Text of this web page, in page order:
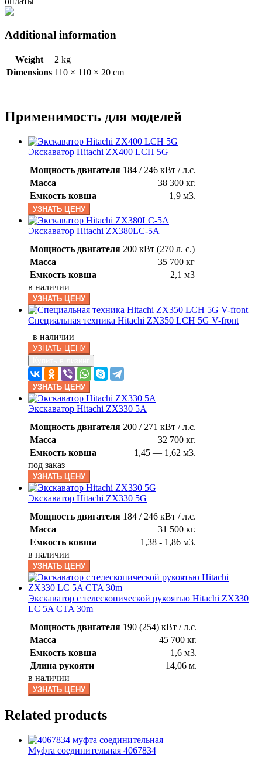
Additional information
Weight
2 kg
Dimensions 110 × 110 × 20 cm
Применимость для моделей
Экскаватор Hitachi ZX400 LCH 5G
Мощность двигателя 184 / 246 кВт / л.с.
Масса
38 300 кг.
Емкость ковша
1,9 м3.
УЗНАТЬ ЦЕНУ
Экскаватор Hitachi ZX380LC-5А
Мощность двигателя 200 кВт (270 л. с.)
Масса
35 700 кг
Емкость ковша
2,1 м3
в наличии
УЗНАТЬ ЦЕНУ
Специальная техника Hitachi ZX350 LCH 5G V-front
в наличии
УЗНАТЬ ЦЕНУ
УЗНАТЬ ЦЕНУ
Экскаватор Hitachi ZX330 5A
Мощность двигателя 200 / 271 кВт / л.с.
Масса
32 700 кг.
Емкость ковша
1,45 — 1,62 м3.
под заказ
УЗНАТЬ ЦЕНУ
Экскаватор Hitachi ZX330 5G
Мощность двигателя 184 / 246 кВт / л.с.
Масса
31 500 кг.
Емкость ковша
1,38 - 1,86 м3.
в наличии
УЗНАТЬ ЦЕНУ
Экскаватор с телескопической рукоятью Hitachi ZX330
LC 5A CTA 30m
Мощность двигателя 190 (254) кВт / л.с.
Масса
45 700 кг.
Емкость ковша
1,6 м3.
Длина рукояти
14,06 м.
в наличии
УЗНАТЬ ЦЕНУ
Related products
Муфта соединительная 4067834